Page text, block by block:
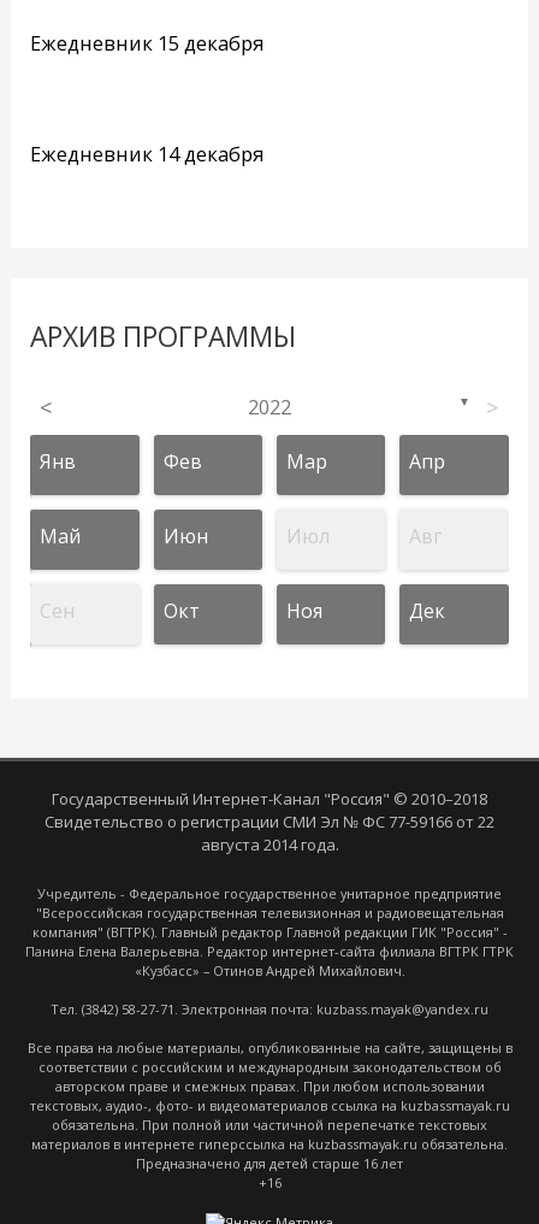
Ежедневник 15 декабря
Ежедневник 14 декабря
АРХИВ ПРОГРАММЫ
< 2022 ▼ >
Янв Фев Мар Апр
Май Июн Июл Авг
Сен Окт Ноя Дек
Государственный Интернет-Канал "Россия" © 2010–2018
Свидетельство о регистрации СМИ Эл № ФС 77-59166 от 22
августа 2014 года.
Учредитель - Федеральное государственное унитарное предприятие
"Всероссийская государственная телевизионная и радиовещательная
компания" (ВГТРК). Главный редактор Главной редакции ГИК "Россия" -
Панина Елена Валерьевна. Редактор интернет-сайта филиала ВГТРК ГТРК
«Кузбасс» – Отинов Андрей Михайлович.
Тел. (3842) 58-27-71. Электронная почта: kuzbass.mayak@yandex.ru
Все права на любые материалы, опубликованные на сайте, защищены в
соответствии с российским и международным законодательством об
авторском праве и смежных правах. При любом использовании
текстовых, аудио-, фото- и видеоматериалов ссылка на kuzbassmayak.ru
обязательна. При полной или частичной перепечатке текстовых
материалов в интернете гиперссылка на kuzbassmayak.ru обязательна.
Предназначено для детей старше 16 лет
+16